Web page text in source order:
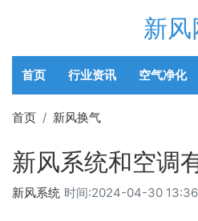
新风
首页 行业资讯 空气净化
首页 新风换气
新风系统和空调
时间:2024-04-30
新风系统